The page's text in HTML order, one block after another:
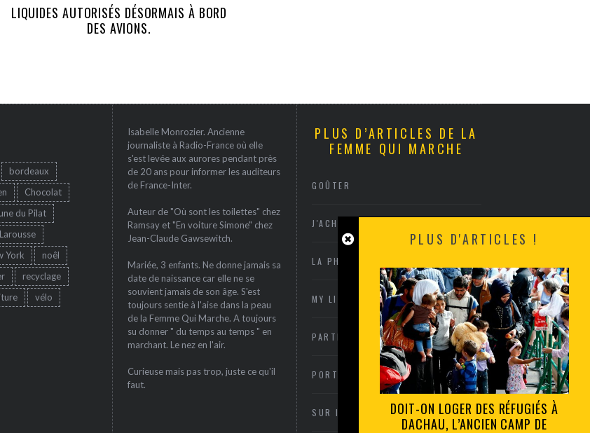
LIQUIDES AUTORISÉS DÉSORMAIS À BORD
DES AVIONS.
PLUS D'ARTICLES !
DOIT-ON LOGER DES RÉFUGIÉS À
DACHAU, L’ANCIEN CAMP DE
bordeaux
Chocolat
du Pilat
Larousse
York
noêl
recyclage
vélo
Isabelle Monrozier. Ancienne
journaliste à Radio-France où elle
s'est levée aux aurores pendant près
de 20 ans pour informer les auditeurs
de France-Inter.
Auteur de "Où sont les toilettes" chez
Ramsay et "En voiture Simone" chez
Jean-Claude Gawsewitch.
Mariée, 3 enfants. Ne donne jamais sa
date de naissance car elle ne se
souvient jamais de son âge. S'est
toujours sentie à l'aise dans la peau
de la Femme Qui Marche. A toujours
su donner " du temps au temps " en
marchant. Le nez en l'air.
Curieuse mais pas trop, juste ce qu'il
faut.
PLUS D’ARTICLES DE LA
FEMME QUI MARCHE
GOÛTER
J'ACHÈTE
LA PHOTO
MY LITTLE ARCACHON
PARTIR OU RESTER
PORTRAITS
SUR INVITATION